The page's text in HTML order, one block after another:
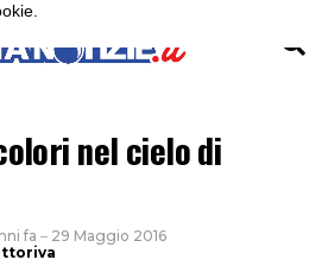
nel cielo di
fa – 29 Maggio 2016